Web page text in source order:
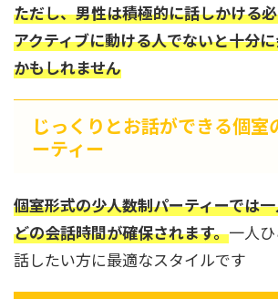
ただし、男性は積極的に話しかける
アクティブに動ける人でないと十分
かもしれません
じっくりとお話ができる個室
ーティー
個室形式の少人数制パーティーでは
どの会話時間が確保されます。一人
話したい方に最適なスタイルです